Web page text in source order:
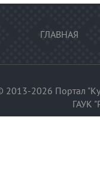
ГЛАВНАЯ
2013-2026 Портал
ГАУК